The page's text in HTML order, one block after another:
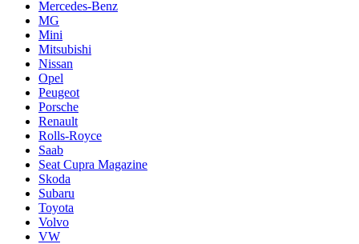
Mercedes-Benz
MG
Mini
Mitsubishi
Nissan
Opel
Peugeot
Porsche
Renault
Rolls-Royce
Saab
Seat Cupra Magazine
Skoda
Subaru
Toyota
Volvo
VW